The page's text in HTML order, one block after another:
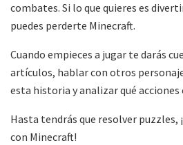
combates. Si lo que quieres es
puedes perderte Minecraft.
Cuando empieces a jugar te darás
artículos, hablar con otros
esta historia y analizar qué acciones
Hasta tendrás que resolver puzzles,
con Minecraft!